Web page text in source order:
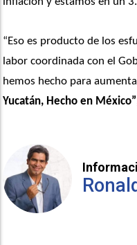
“Eso es producto de los
labor coordinada con el
hemos hecho para
Yucatán, Hecho en México”